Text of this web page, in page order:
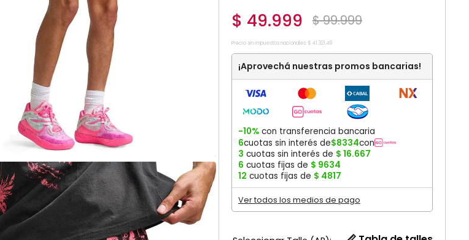
$ 49.999 $99.999
Precio sin impuestos nacionales: $ 41 321,49
¡Aprovechá nuestras promos bancarias!
-10%con transferencia bancaria
6cuotas sin interés de$8334con
3 cuotas sin interés de $ 16.667
6 cuotas fijas de $ 9634
12 cuotas fijas de $ 4817
Ver todos los medios de pago